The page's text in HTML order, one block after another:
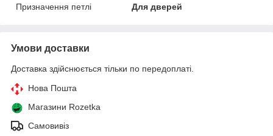
Призначення петлі
Для дверей
Умови доставки
Доставка здійснюється тільки по передоплаті.
Нова Пошта
Магазини Rozetka
Самовивіз